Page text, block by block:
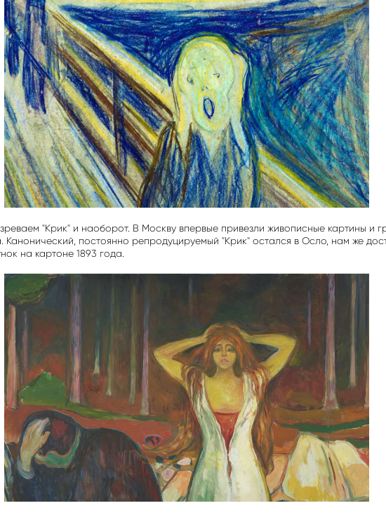
"Крик" и наоборот. В Москву впервые привезли живописные картины и
Канонический, постоянно репродуцируемый "Крик" остался в Осло, нам же
на картоне 1893 года.